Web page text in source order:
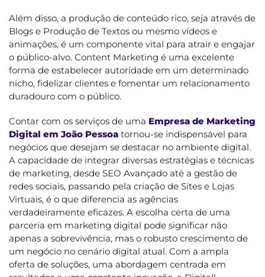
Além disso, a produção de conteúdo rico, seja através de
Blogs e Produção de Textos ou mesmo vídeos e
animações, é um componente vital para atrair e engajar
o público-alvo. Content Marketing é uma excelente
forma de estabelecer autoridade em um determinado
nicho, fidelizar clientes e fomentar um relacionamento
duradouro com o público.
Contar com os serviços de uma Empresa de Marketing
Digital em João Pessoa tornou-se indispensável para
negócios que desejam se destacar no ambiente digital.
A capacidade de integrar diversas estratégias e técnicas
de marketing, desde SEO Avançado até a gestão de
redes sociais, passando pela criação de Sites e Lojas
Virtuais, é o que diferencia as agências
verdadeiramente eficazes. A escolha certa de uma
parceria em marketing digital pode significar não
apenas a sobrevivência, mas o robusto crescimento de
um negócio no cenário digital atual. Com a ampla
oferta de soluções, uma abordagem centrada em